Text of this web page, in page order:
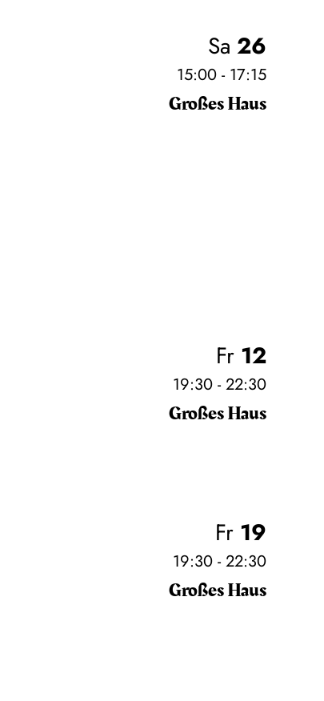
Sa 26
15:00 - 17:15
Großes Haus
Fr 12
19:30 - 22:30
Großes Haus
Fr 19
19:30 - 22:30
Großes Haus